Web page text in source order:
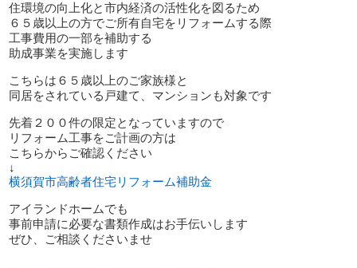
住環境の向上化と市内経済の活性化を図るため
６５歳以上の方でご所有自宅をリフォームする際
工事費用の一部を補助する
助成事業を実施します
こちらは６５歳以上のご家族様と
同居をされている戸建て、マンションも対象です
先着２００件の限定となっていますので
リフォーム工事をご計画の方は
こちらからご確認ください
↓
横須賀市高齢者住宅リフォーム補助金
アイランドホームでも
事前申請に必要な書類作成はお手伝いします
ぜひ、ご相談くださいませ